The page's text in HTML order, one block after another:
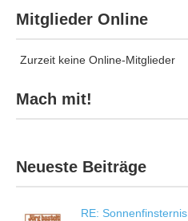
Mitglieder Online
Zurzeit keine Online-Mitglieder
Mach mit!
Neueste Beiträge
RE: Sonnenfinsternis